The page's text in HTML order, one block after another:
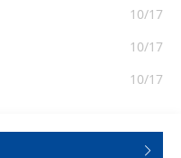
10/17
10/17
10/17
